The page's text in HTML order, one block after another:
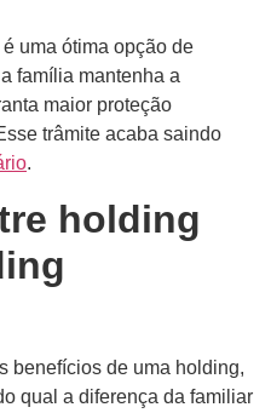
uma ótima opção de
família mantenha a
maior proteção
trâmite acaba saindo
.
holding
benefícios de uma holding,
qual a diferença da familiar